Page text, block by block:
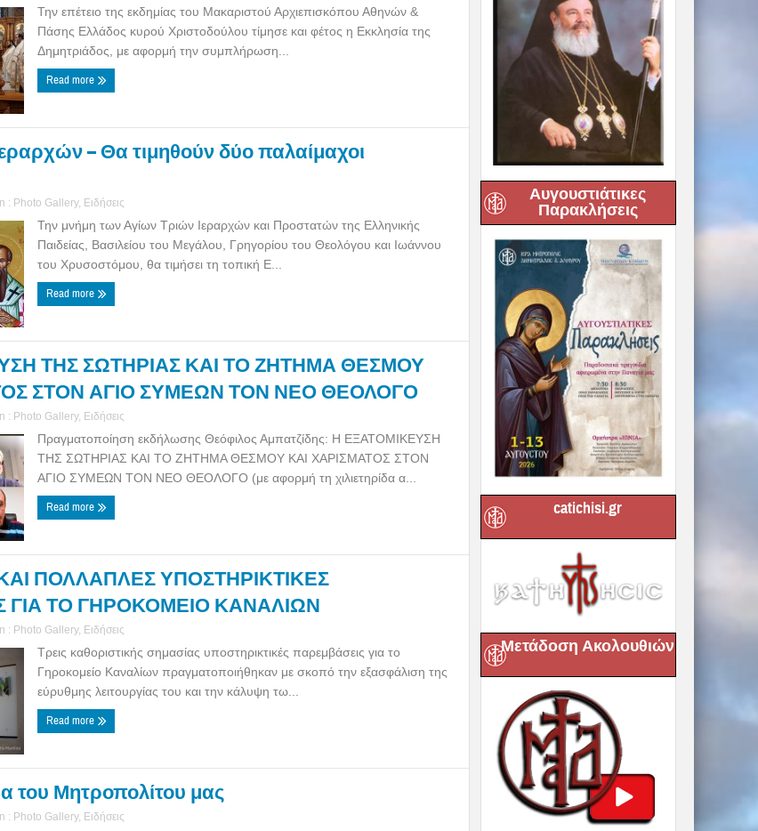
Την επέτειο της εκδημίας του Μακαριστού Αρχιεπισκόπου Αθηνών &
Πάσης Ελλάδος κυρού Χριστοδούλου τίμησε και φέτος η Εκκλησία της
Δημητριάδος, με αφορμή την συμπλήρωση...
Read more
– Θα τιμηθούν δύο παλαίμαχοι
: Photo Gallery, Ειδήσεις
Την μνήμη των Αγίων Τριών Ιεραρχών και Προστατών της Ελληνικής
Παιδείας, Βασιλείου του Μεγάλου, Γρηγορίου του Θεολόγου και Ιωάννου
του Χρυσοστόμου, θα τιμήσει τη τοπική Ε...
Read more
ΤΗΣ ΣΩΤΗΡΙΑΣ ΚΑΙ ΤΟ ΖΗΤΗΜΑ ΘΕΣΜΟΥ
ΣΤΟΝ ΑΓΙΟ ΣΥΜΕΩΝ ΤΟΝ ΝΕΟ ΘΕΟΛΟΓΟ
: Photo Gallery, Ειδήσεις
Πραγματοποίηση εκδήλωσης Θεόφιλος Αμπατζίδης: Η ΕΞΑΤΟΜΙΚΕΥΣΗ
ΤΗΣ ΣΩΤΗΡΙΑΣ ΚΑΙ ΤΟ ΖΗΤΗΜΑ ΘΕΣΜΟΥ ΚΑΙ ΧΑΡΙΣΜΑΤΟΣ ΣΤΟΝ
ΑΓΙΟ ΣΥΜΕΩΝ ΤΟΝ ΝΕΟ ΘΕΟΛΟΓΟ (με αφορμή τη χιλιετηρίδα α...
Read more
ΠΟΛΛΑΠΛΕΣ ΥΠΟΣΤΗΡΙΚΤΙΚΕΣ
ΓΙΑ ΤΟ ΓΗΡΟΚΟΜΕΙΟ ΚΑΝΑΛΙΩΝ
: Photo Gallery, Ειδήσεις
Τρεις καθοριστικής σημασίας υποστηρικτικές παρεμβάσεις για το
Γηροκομείο Καναλίων πραγματοποιήθηκαν με σκοπό την εξασφάλιση της
εύρυθμης λειτουργίας του και την κάλυψη τω...
Read more
του Μητροπολίτου μας
: Photo Gallery, Ειδήσεις
Αυγουστιάτικες
Παρακλήσεις
catichisi.gr
Μετάδοση Ακολουθιών